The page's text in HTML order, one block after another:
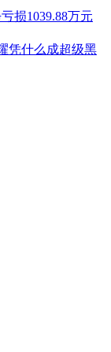
损1039.88万元
凭什么成超级黑